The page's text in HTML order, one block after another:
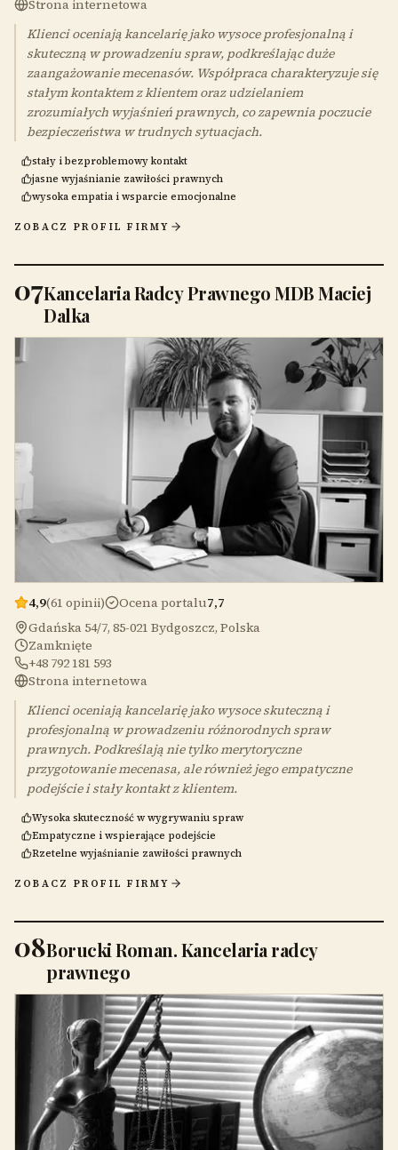
Strona internetowa
Klienci oceniają kancelarię jako wysoce profesjonalną i
skuteczną w prowadzeniu spraw, podkreślając duże
zaangażowanie mecenasów. Współpraca charakteryzuje się
stałym kontaktem z klientem oraz udzielaniem
zrozumiałych wyjaśnień prawnych, co zapewnia poczucie
bezpieczeństwa w trudnych sytuacjach.
stały i bezproblemowy kontakt
jasne wyjaśnianie zawiłości prawnych
wysoka empatia i wsparcie emocjonalne
ZOBACZ PROFIL FIRMY
07Kancelaria Radcy Prawnego MDB Maciej
Dalka
4,9(61 opinii) Ocena portalu7,7
Gdańska 54/7, 85-021 Bydgoszcz, Polska
Zamknięte
+48 792 181 593
Strona internetowa
Klienci oceniają kancelarię jako wysoce skuteczną i
profesjonalną w prowadzeniu różnorodnych spraw
prawnych. Podkreślają nie tylko merytoryczne
przygotowanie mecenasa, ale również jego empatyczne
podejście i stały kontakt z klientem.
Wysoka skuteczność w wygrywaniu spraw
Empatyczne i wspierające podejście
Rzetelne wyjaśnianie zawiłości prawnych
ZOBACZ PROFIL FIRMY
08Borucki Roman. Kancelaria radcy
prawnego